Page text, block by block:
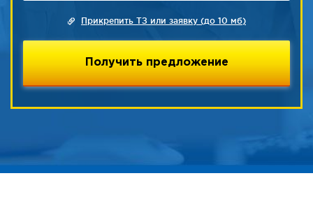
Прикрепить ТЗ или заявку (до 10 мб)